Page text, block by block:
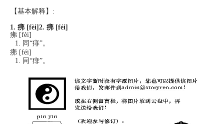
【基本解释】:
1. 疿 [fèi] 2. 疿 [féi]
疿 [fèi]
同“痱”。
疿 [féi]
同“痱”。